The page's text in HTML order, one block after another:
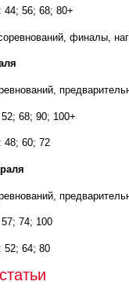
44; 56; 68; 80+
финалы,
68; 90; 100+
48; 60; 72
74; 100
52; 64; 80